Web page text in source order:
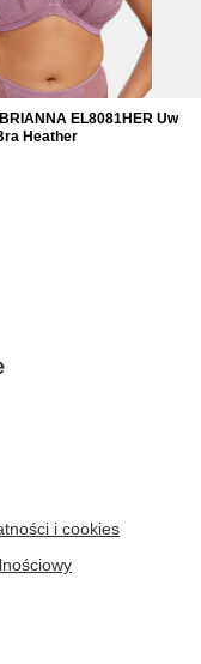
EL8081HER Uw
Heather
i cookies